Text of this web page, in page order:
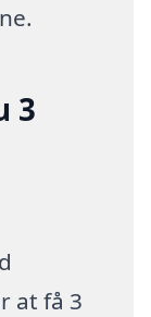
3
at få 3